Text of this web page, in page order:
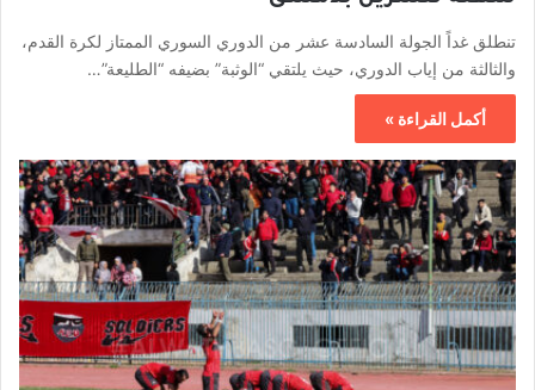
تنطلق غداً الجولة السادسة عشر من الدوري السوري الممتاز لكرة القدم،
والثالثة من إياب الدوري، حيث يلتقي “الوثبة” بضيفه “الطليعة”…
أكمل القراءة »